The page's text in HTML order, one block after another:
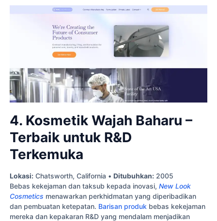
4. Kosmetik Wajah Baharu –
Terbaik untuk R&D
Terkemuka
Lokasi: Chatsworth, California • Ditubuhkan: 2005
Bebas kekejaman dan taksub kepada inovasi, New Look
Cosmetics menawarkan perkhidmatan yang diperibadikan
dan pembuatan ketepatan. Barisan produk bebas kekejaman
mereka dan kepakaran R&D yang mendalam menjadikan